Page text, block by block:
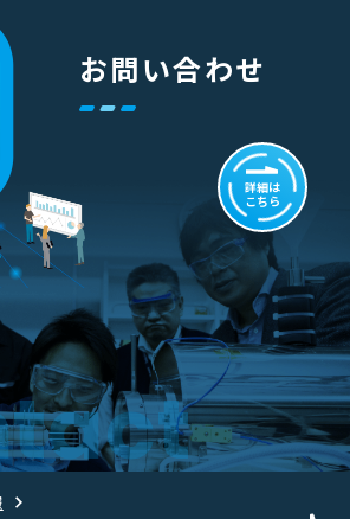
お問い合わせ
詳細は
こちら